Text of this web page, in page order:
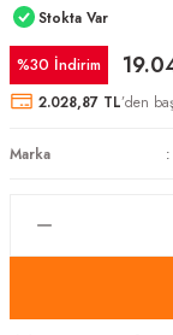
Stokta Var
%30 İndirim
2.028,87 TL’den
Marka